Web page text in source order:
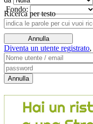
Fondo:
Ricerca per testo
Diventa un utente registrato,